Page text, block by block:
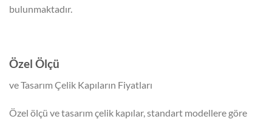
bulunmaktadır.
Özel Ölçü
ve Tasarım Çelik Kapıların Fiyatları
Özel ölçü ve tasarım çelik kapılar, standart modellere göre